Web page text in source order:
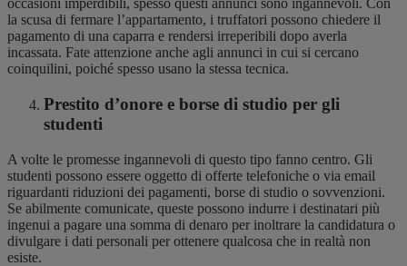
occasioni imperdibili, spesso questi annunci sono ingannevoli. Con
la scusa di fermare l’appartamento, i truffatori possono chiedere il
pagamento di una caparra e rendersi irreperibili dopo averla
incassata. Fate attenzione anche agli annunci in cui si cercano
coinquilini, poiché spesso usano la stessa tecnica.
Prestito d’onore e borse di studio per gli
studenti
A volte le promesse ingannevoli di questo tipo fanno centro. Gli
studenti possono essere oggetto di offerte telefoniche o via email
riguardanti riduzioni dei pagamenti, borse di studio o sovvenzioni.
Se abilmente comunicate, queste possono indurre i destinatari più
ingenui a pagare una somma di denaro per inoltrare la candidatura o
divulgare i dati personali per ottenere qualcosa che in realtà non
esiste.